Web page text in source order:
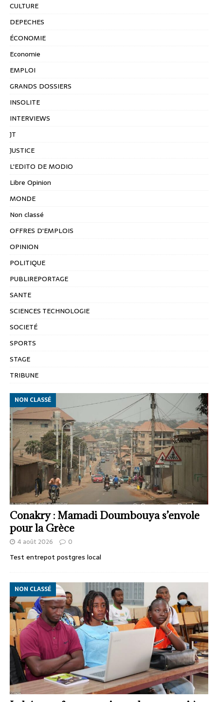
CULTURE
DEPECHES
ÉCONOMIE
Economie
EMPLOI
GRANDS DOSSIERS
INSOLITE
INTERVIEWS
JT
JUSTICE
L'EDITO DE MODIO
Libre Opinion
MONDE
Non classé
OFFRES D'EMPLOIS
OPINION
POLITIQUE
PUBLIREPORTAGE
SANTE
SCIENCES TECHNOLOGIE
SOCIETÉ
SPORTS
STAGE
TRIBUNE
Conakry : Mamadi Doumbouya s’envole
pour la Grèce
NON CLASSÉ
4 août 2026 0
Test entrepot postgres local
NON CLASSÉ